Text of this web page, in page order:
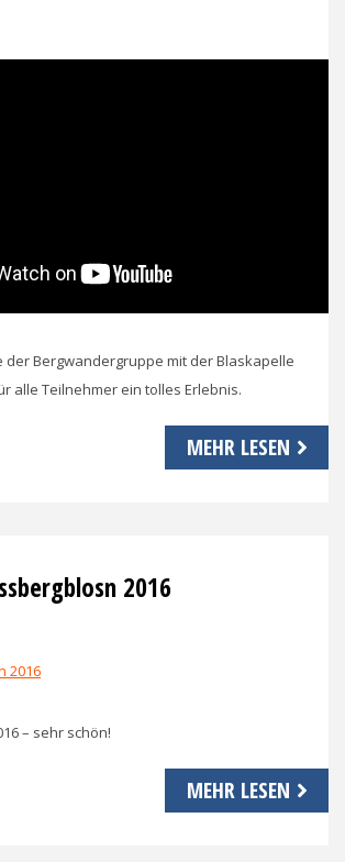
der Bergwandergruppe mit der Blaskapelle
alle Teilnehmer ein tolles Erlebnis.
MEHR LESEN
2016
– sehr schön!
MEHR LESEN